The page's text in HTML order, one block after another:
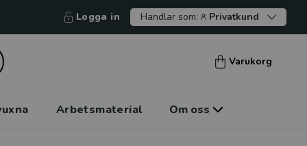
Logga in Handlar som: Privatkund
Varukorg
Arbetsmaterial Om oss